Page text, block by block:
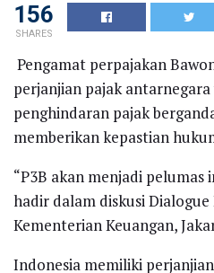
156
SHARES
Pengamat perpajakan
perjanjian pajak
penghindaran pajak
memberikan kepastian
“P3B akan menjadi pelumas
hadir dalam diskusi
Kementerian Keuangan,
Indonesia memiliki